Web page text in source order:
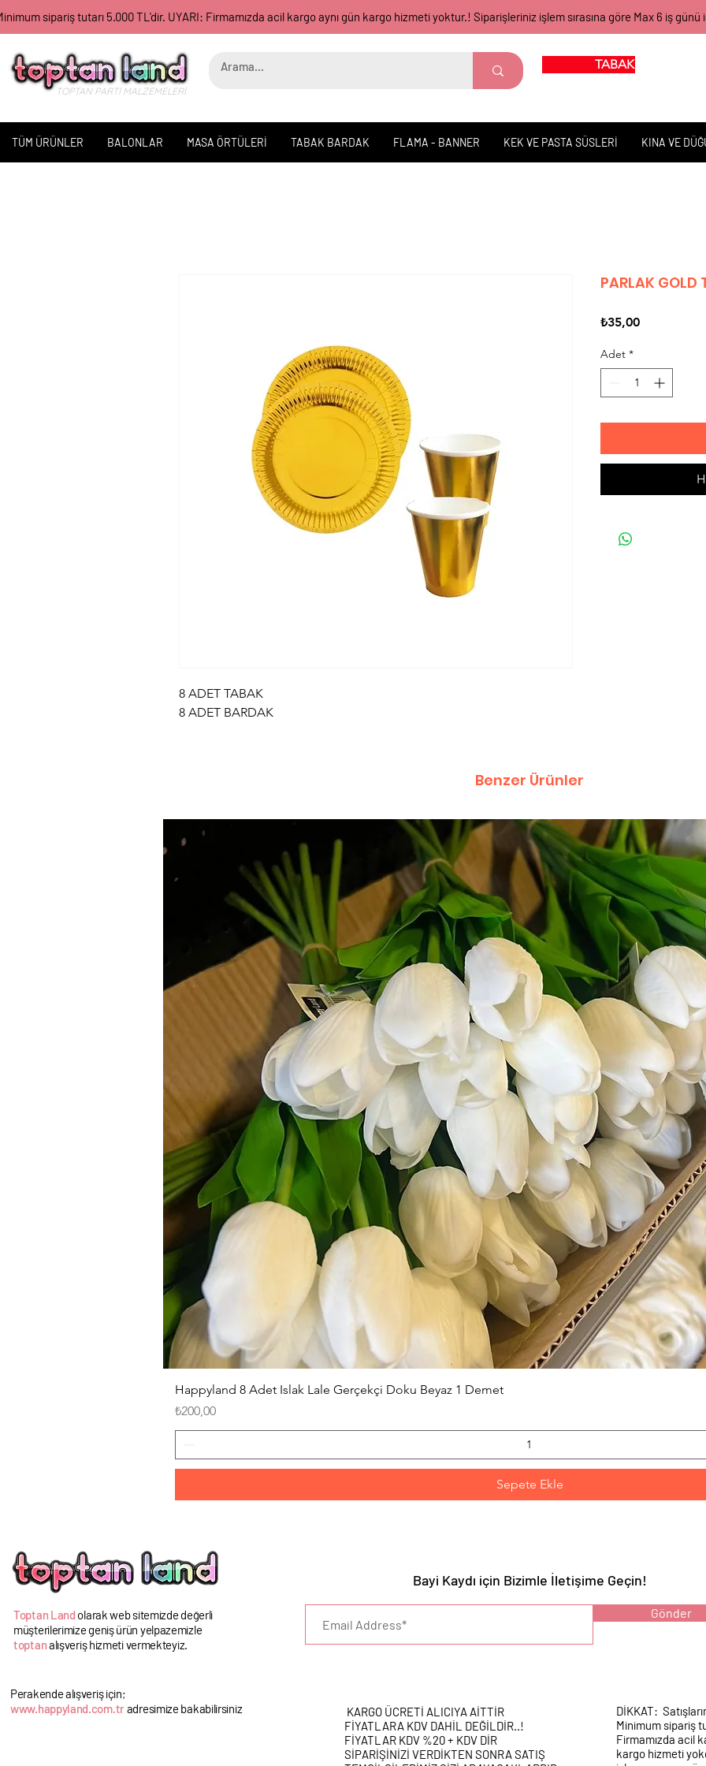
sipariş tutarı 5.000 TL'dir. UYARI: Firmamızda acil kargo aynı gün kargo hizmeti yoktur.! Siparişleriniz işlem sırasına göre Max 6 iş
TOPTAN PARTİ MALZEMELERİ
TABAK BARDAK
TÜM ÜRÜNLER BALONLAR MASA ÖRTÜLERİ TABAK BARDAK FLAMA - BANNER KEK VE PASTA SÜSLERİ KINA VE
8 ADET TABAK
8 ADET BARDAK
PARLAK GOLD
₺35,00Fiyat
Adet *
Benzer Ürünler
Happyland 8 Adet Islak Lale Gerçekçi Doku Beyaz 1 Demet
Fiyat
₺200,00
Sepete Ekle
Toptan Land olarak web sitemizde değerli
müşterilerimize geniş ürün yelpazemizle
toptanalışveriş hizmeti vermekteyiz.
Perakende alışveriş için;
www.happyland.com.tradresimize bakabilirsiniz
UYARI :
Bayi Kaydı için Bizimle İletişime Geçin!
Gönder
KARGO ÜCRETİ ALICIYA AİTTİR
FİYATLARA KDV DAHİL DEĞİLDİR..!
FİYATLAR KDV %20 + KDV DİR
SİPARİŞİNİZİ VERDİKTEN SONRA SATIŞ
DİKKAT:
Minimum sipariş
Firmamızda acil
kargo hizmeti